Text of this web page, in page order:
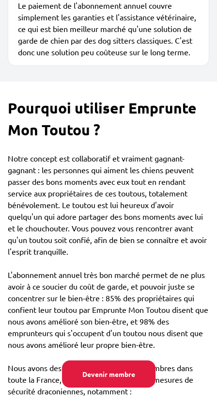
Devenir membre
Le paiement de l'abonnement annuel couvre
simplement les garanties et l'assistance vétérinaire,
ce qui est bien meilleur marché qu'une solution de
garde de chien par des dog sitters classiques. C'est
donc une solution peu coûteuse sur le long terme.
Pourquoi utiliser Emprunte
Mon Toutou ?
Notre concept est collaboratif et vraiment gagnant-
gagnant : les personnes qui aiment les chiens peuvent
passer des bons moments avec eux tout en rendant
service aux propriétaires de ces toutous, totalement
bénévolement. Le toutou est lui heureux d'avoir
quelqu'un qui adore partager des bons moments avec lui
et le chouchouter. Vous pouvez vous rencontrer avant
qu'un toutou soit confié, afin de bien se connaître et avoir
l'esprit tranquille.
L'abonnement annuel très bon marché permet de ne plus
avoir à ce soucier du coût de garde, et pouvoir juste se
concentrer sur le bien-être : 85% des propriétaires qui
confient leur toutou par Emprunte Mon Toutou disent que
nous avons amélioré son bien-être, et 98% des
emprunteurs qui s'occupent d'un toutou nous disent que
nous avons amélioré leur propre bien-être.
Nous avons des dizaines de milliers de membres dans
toute la France, et avons mis en place des mesures de
sécurité draconiennes, notamment :